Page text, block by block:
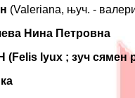
(Valeriana, њуч. -
Нина Петровна
(Felis lyux ; зуч сямен